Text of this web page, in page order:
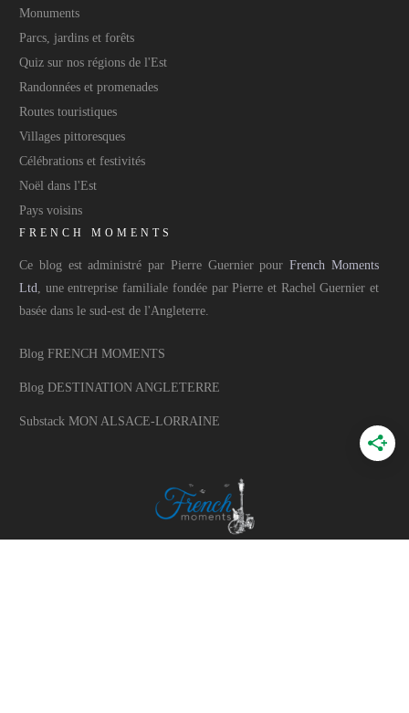
Monuments
Parcs, jardins et forêts
Quiz sur nos régions de l'Est
Randonnées et promenades
Routes touristiques
Villages pittoresques
Célébrations et festivités
Noël dans l'Est
Pays voisins
FRENCH MOMENTS
Ce blog est administré par Pierre Guernier pourFrench Moments
Ltd, une entreprise familiale fondée par Pierre et Rachel Guernier et
basée dans le sud-est de l'Angleterre.
Blog FRENCH MOMENTS
Blog DESTINATION ANGLETERRE
Substack MON ALSACE-LORRAINE